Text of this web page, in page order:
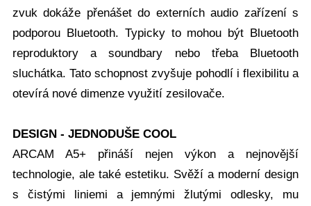
zvuk dokáže přenášet do externích audio zařízení s
podporou Bluetooth. Typicky to mohou být Bluetooth
reproduktory a soundbary nebo třeba Bluetooth
sluchátka. Tato schopnost zvyšuje pohodlí i flexibilitu a
otevírá nové dimenze využití zesilovače.
DESIGN - JEDNODUŠE COOL
ARCAM A5+ přináší nejen výkon a nejnovější
technologie, ale také estetiku. Svěží a moderní design
s čistými liniemi a jemnými žlutými odlesky, mu